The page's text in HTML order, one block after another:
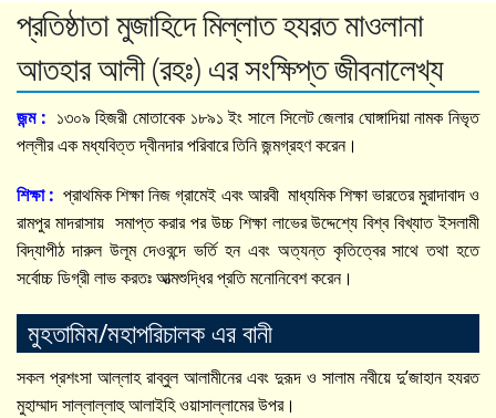
প্রতিষ্ঠাতা মুজাহিদে মিল্লাত হযরত মাওলানা
আতহার আলী (রহঃ) এর সংক্ষিপ্ত জীবনালেখ্য
জন্ম : ১৩০৯ হিজরী মোতাবেক ১৮৯১ ইং সালে সিলেট জেলার ঘোঙ্গাদিয়া নামক নিভৃত
পল্লীর এক মধ্যবিত্ত দ্বীনদার পরিবারে তিনি জন্মগ্রহণ করেন।
শিক্ষা: প্রাথমিক শিক্ষা নিজ গ্রামেই এবং আরবী মাধ্যমিক শিক্ষা ভারতের মুরাদাবাদ ও
রামপুর মাদরাসায় সমাপ্ত করার পর উচ্চ শিক্ষা লাভের উদ্দেশ্যে বিশ্ব বিখ্যাত ইসলামী
বিদ্যাপীঠ দারুল উলূম দেওবন্দে ভর্তি হন এবং অত্যন্ত কৃতিত্বের সাথে তথা হতে
সর্বোচ্চ ডিগ্রী লাভ করতঃ আত্মশুদ্ধির প্রতি মনোনিবেশ করেন।
মুহতামিম/মহাপরিচালক এর বানী
সকল প্রশংসা আল্লাহ রাব্বুল আলামীনের এবং দুরূদ ও সালাম নবীয়ে দু’জাহান হযরত
মুহাম্মাদ সাল্লাল্লাহু আলাইহি ওয়াসাল্লামের উপর।